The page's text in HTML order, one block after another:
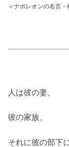
＜ナポレオンの名言・
人は彼の妻、
彼の家族、
それに彼の部下